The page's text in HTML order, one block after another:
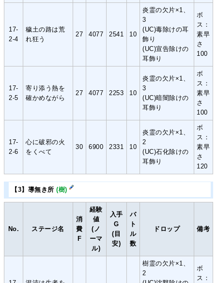
17-
2-4
穢土の路は荒
れ狂う
27 4077 2541 10
炎霊の欠片×1、
3
(UC)毒除けの耳
飾り
(UC)宣告除けの
耳飾り
ボ
ス：
素早
さ
100
17-
2-5
寄り添う熱を
確かめながら
27 4077 2253 10
炎霊の欠片×1、
3
(UC)暗闇除けの
耳飾り
ボ
ス：
素早
さ
100
17-
2-6
心に破邪の火
をくべて
30 6900 2331 10
炎霊の欠片×1、
2
(UC)石化除けの
耳飾り
ボ
ス：
素早
さ
120
【3】導無き所(樹)
No. ステージ名
消
費
F
経験
値
(ノ
ーマ
ル)
入手
G
(目
安)
バ
ト
ル
数
ドロップ 備考
樹霊の欠片×1、
2
ボ
ス：